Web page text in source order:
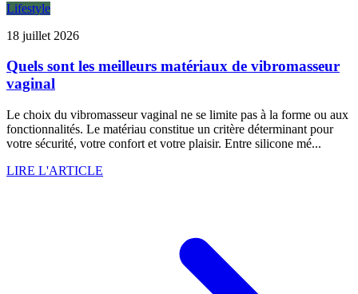
Lifestyle
18 juillet 2026
Quels sont les meilleurs matériaux de vibromasseur
vaginal
Le choix du vibromasseur vaginal ne se limite pas à la forme ou aux
fonctionnalités. Le matériau constitue un critère déterminant pour
votre sécurité, votre confort et votre plaisir. Entre silicone mé...
LIRE L'ARTICLE